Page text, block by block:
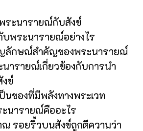
ระนารายณ์กับสังข์
บพระนารายณ์อย่างไร
ลักษณ์สำคัญของพระนารายณ์
นารายณ์เกี่ยวข้องกับการนำ
ข์
นของที่มีพลังทางพระเวท
นารายณ์คืออะไร
ณ รอยริ้วบนสังข์ถูกตีความว่า